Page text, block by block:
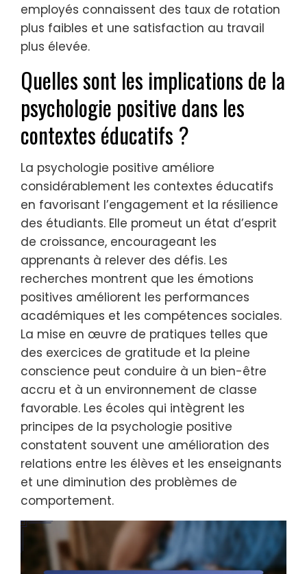
employés connaissent des taux de rotation
plus faibles et une satisfaction au travail
plus élevée.
Quelles sont les implications de la
psychologie positive dans les
contextes éducatifs ?
La psychologie positive améliore
considérablement les contextes éducatifs
en favorisant l’engagement et la résilience
des étudiants. Elle promeut un état d’esprit
de croissance, encourageant les
apprenants à relever des défis. Les
recherches montrent que les émotions
positives améliorent les performances
académiques et les compétences sociales.
La mise en œuvre de pratiques telles que
des exercices de gratitude et la pleine
conscience peut conduire à un bien-être
accru et à un environnement de classe
favorable. Les écoles qui intègrent les
principes de la psychologie positive
constatent souvent une amélioration des
relations entre les élèves et les enseignants
et une diminution des problèmes de
comportement.